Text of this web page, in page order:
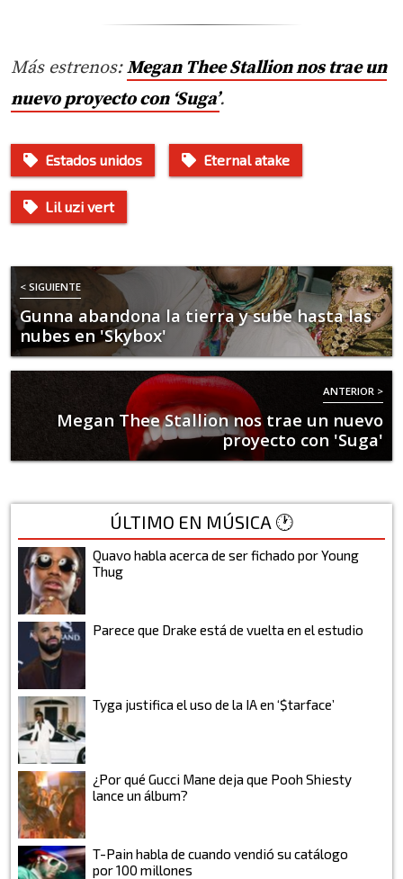
Más estrenos:Megan Thee Stallion nos trae un
nuevo proyecto con ‘Suga’.
Estados unidos Eternal atake
Lil uzi vert
< SIGUIENTE
Gunna abandona la tierra y sube hasta las
nubes en 'Skybox'
ANTERIOR >
Megan Thee Stallion nos trae un nuevo
proyecto con 'Suga'
ÚLTIMO EN MÚSICA 🕐
Quavo habla acerca de ser fichado por Young
Thug
Parece que Drake está de vuelta en el estudio
Tyga justifica el uso de la IA en ‘$tarface’
¿Por qué Gucci Mane deja que Pooh Shiesty
lance un álbum?
T-Pain habla de cuando vendió su catálogo
por 100 millones